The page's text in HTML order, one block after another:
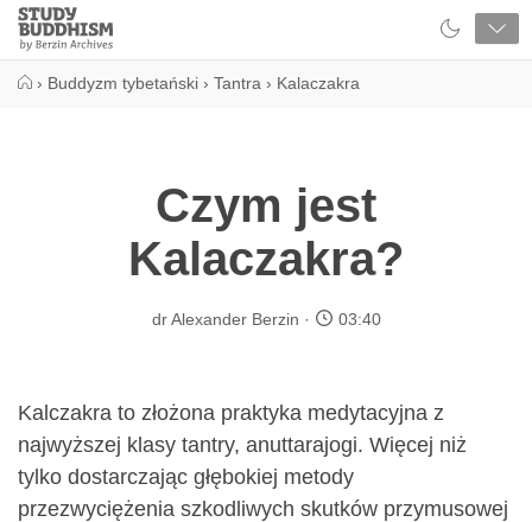
Close
Study
Buddhism
› Buddyzm tybetański › Tantra › Kalaczakra
Czym jest
Kalaczakra?
dr Alexander Berzin 03:40
Kalczakra to złożona praktyka medytacyjna z
najwyższej klasy tantry, anuttarajogi. Więcej niż
tylko dostarczając głębokiej metody
przezwyciężenia szkodliwych skutków przymusowej